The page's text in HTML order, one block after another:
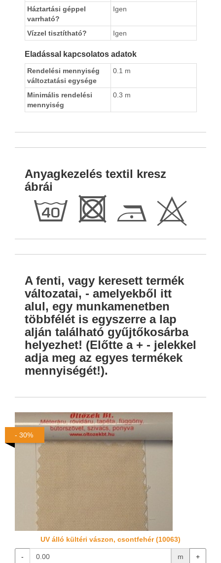
Háztartási géppel
varrható?
Igen
Vízzel tisztítható? Igen
Eladással kapcsolatos adatok
Rendelési mennyiség
változtatási egysége
0.1 m
Minimális rendelési
mennyiség
0.3 m
Anyagkezelés textil kresz
ábrái
h R D H
A fenti, vagy keresett termék
változatai, - amelyekből itt
alul, egy munkamenetben
többfélét is egyszerre a lap
alján található gyűjtőkosárba
helyezhet! (Előtte a + - jelekkel
adja meg az egyes termékek
mennyiségét!).
UV álló kültéri vászon, csontfehér (10063)
- m +
- 30%